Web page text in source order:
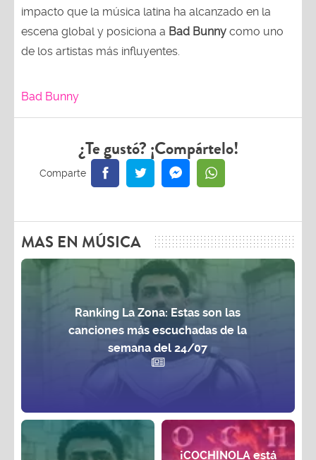
impacto que la música latina ha alcanzado en la
escena global y posiciona a Bad Bunny como uno
de los artistas más influyentes.
Bad Bunny
¿Te gustó? ¡Compártelo!
MAS EN MÚSICA
Ranking La Zona: Estas son las
canciones más escuchadas de la
semana del 24/07
¡COCHINOLA está